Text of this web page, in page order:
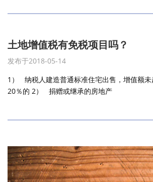
土地增值税有免税项目吗？
发布于2018-05-14
1） 纳税人建造普通标准住宅出售，增值额
20％的 2） 捐赠或继承的房地产